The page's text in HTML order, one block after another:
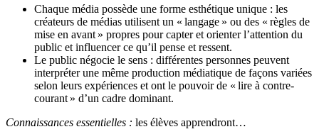
Chaque média possède une forme esthétique unique : les
créateurs de médias utilisent un « langage » ou des « règles de
mise en avant » propres pour capter et orienter l’attention du
public et influencer ce qu’il pense et ressent.
Le public négocie le sens : différentes personnes peuvent
interpréter une même production médiatique de façons variées
selon leurs expériences et ont le pouvoir de « lire à contre-
courant » d’un cadre dominant.
Connaissances essentielles : les élèves apprendront…